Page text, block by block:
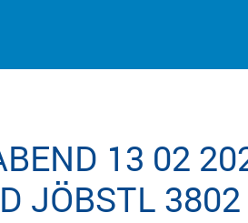
13 02
JÖBSTL 3802